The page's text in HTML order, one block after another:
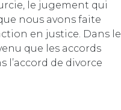
le jugement qui
nous avons faite
en justice. Dans le
que les accords
l’accord de divorce